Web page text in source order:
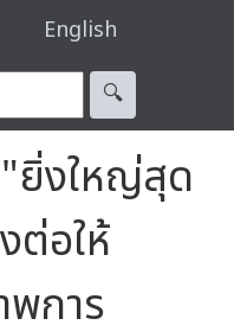
English
🔍︎
ยิ่งใหญ่สุด
ต่อให้
พการ